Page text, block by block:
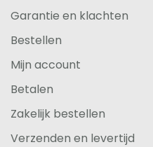
Garantie en klachten
Bestellen
Mijn account
Betalen
Zakelijk bestellen
Verzenden en levertijd